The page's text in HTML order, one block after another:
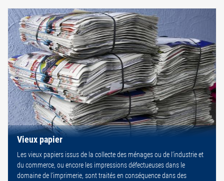
Vieux papier
Les vieux papiers issus de la collecte des ménages ou de l’industrie et
du commerce, ou encore les impressions défectueuses dans le
domaine de l’imprimerie, sont traités en conséquence dans des